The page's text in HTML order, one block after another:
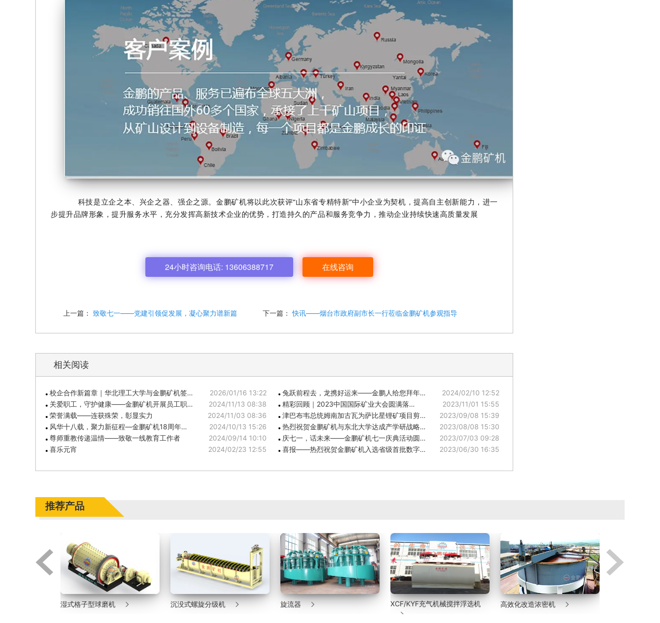
科技是立企之本、兴企之器、强企之源。金鹏矿机将以此次获评“山东省专精特新”中小企业为契机，提高自主创新能力，进一
步提升品牌形象，提升服务水平，充分发挥高新技术企业的优势，打造持久的产品和服务竞争力，推动企业持续快速高质量发展
24小时咨询电话: 13606388717 在线咨询
上一篇： 致敬七一——党建引领促发展，凝心聚力谱新篇 下一篇： 快讯——烟台市政府副市长一行莅临金鹏矿机参观指导
相关阅读
校企合作新篇章｜华北理工大学与金鹏矿机签…
2026/01/16 13:22
关爱职工，守护健康——金鹏矿机开展员工职…
2024/11/13 08:38
荣誉满载——连获殊荣，彰显实力
2024/11/03 08:36
风华十八载，聚力新征程—金鹏矿机18周年…
2024/10/13 15:26
尊师重教传递温情——致敬一线教育工作者
2024/09/14 10:10
喜乐元宵
2024/02/23 12:55
兔跃前程去，龙携好运来——金鹏人给您拜年…
2024/02/10 12:52
精彩回顾｜2023中国国际矿业大会圆满落…
2023/11/01 15:55
津巴布韦总统姆南加古瓦为萨比星锂矿项目剪…
2023/09/08 15:39
热烈祝贺金鹏矿机与东北大学达成产学研战略…
2023/08/08 15:30
庆七一，话未来——金鹏矿机七一庆典活动圆…
2023/07/03 09:28
喜报——热烈祝贺金鹏矿机入选省级首批数字…
2023/06/30 16:35
推荐产品
沉没式螺旋分级机  旋流器  XCF/KYF充气机械搅拌浮选机 高效化改造浓密机  湿式格子型球磨机 